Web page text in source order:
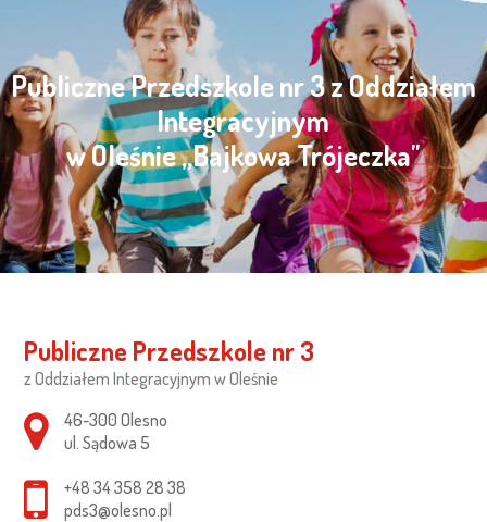
Publiczne Przedszkole nr 3 z Oddziałem
Integracyjnym
w Oleśnie „Bajkowa Trójeczka"
Publiczne Przedszkole nr 3
z Oddziałem Integracyjnym w Oleśnie
Adres pocztowy:
46-300 Olesno
ul. Sądowa 5
+48 34 358 28 38
pds3@olesno.pl